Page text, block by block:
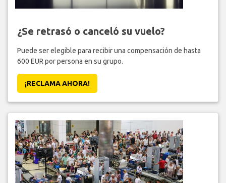
¿Se retrasó o canceló su vuelo?
Puede ser elegible para recibir una compensación de hasta
600 EUR por persona en su grupo.
¡RECLAMA AHORA!